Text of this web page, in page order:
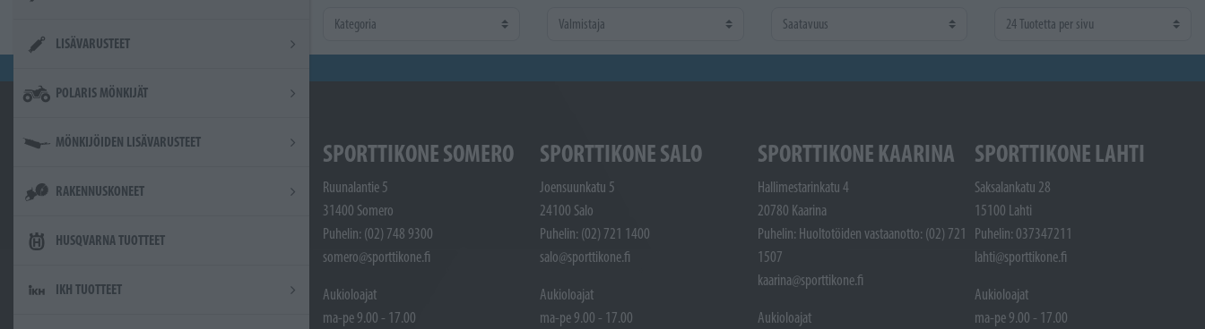
LISÄVARUSTEET
POLARIS MÖNKIJÄT
MÖNKIJÖIDEN LISÄVARUSTEET
RAKENNUSKONEET
HUSQVARNA TUOTTEET
IKH TUOTTEET
SPORTTIKONE SOMERO
Ruunalantie 5
31400 Somero
Puhelin: (02) 748 9300
somero@sporttikone.fi
Aukioloajat
ma-pe 9.00 - 17.00
SPORTTIKONE SALO
Joensuunkatu 5
24100 Salo
Puhelin: (02) 721 1400
salo@sporttikone.fi
Aukioloajat
ma-pe 9.00 - 17.00
SPORTTIKONE KAARINA
Hallimestarinkatu 4
20780 Kaarina
Puhelin: Huoltotöiden vastaanotto: (02) 721
1507
kaarina@sporttikone.fi
Aukioloajat
SPORTTIKONE LAHTI
Saksalankatu 28
15100 Lahti
Puhelin: 037347211
lahti@sporttikone.fi
Aukioloajat
ma-pe 9.00 - 17.00